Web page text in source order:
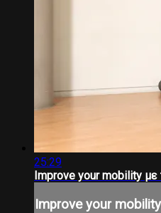
25:29
Improve your mobility με
Improve your